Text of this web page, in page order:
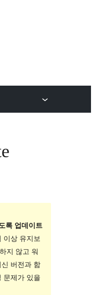
록 업데이트
이상 유지보
지 않고 워
버전과 함
문제가 있을